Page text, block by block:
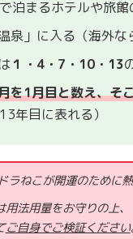
泊まるホテルや旅館
泉」に入る（海外な
１・4・7・10・13
を1月目と数え、そ
年目に表れる）
ねこが開運のために
用法用量をお守りの上
ご自身でご検証ください